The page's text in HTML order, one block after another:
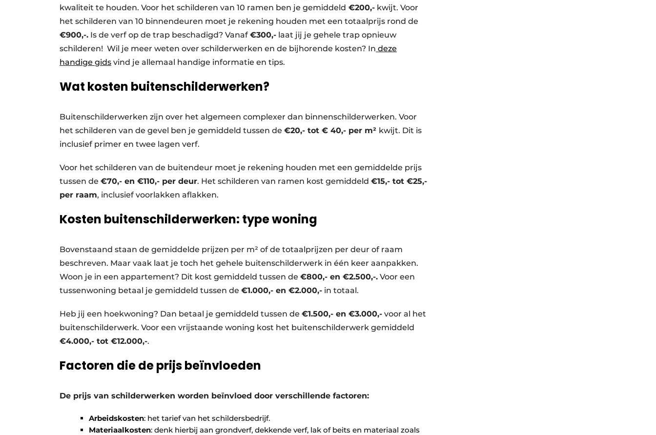
kwaliteit te houden. Voor het schilderen van 10 ramen ben je gemiddeld €200,- kwijt. Voor
het schilderen van 10 binnendeuren moet je rekening houden met een totaalprijs rond de
€900,-. Is de verf op de trap beschadigd? Vanaf €300,- laat jij je gehele trap opnieuw
schilderen! Wil je meer weten over schilderwerken en de bijhorende kosten? In deze
handige gids vind je allemaal handige informatie en tips.
Wat kosten buitenschilderwerken?
Buitenschilderwerken zijn over het algemeen complexer dan binnenschilderwerken. Voor
het schilderen van de gevel ben je gemiddeld tussen de €20,- tot € 40,- per m² kwijt. Dit is
inclusief primer en twee lagen verf.
Voor het schilderen van de buitendeur moet je rekening houden met een gemiddelde prijs
tussen de €70,- en €110,- per deur. Het schilderen van ramen kost gemiddeld €15,- tot €25,-
per raam, inclusief voorlakken aflakken.
Kosten buitenschilderwerken: type woning
Bovenstaand staan de gemiddelde prijzen per m² of de totaalprijzen per deur of raam
beschreven. Maar vaak laat je toch het gehele buitenschilderwerk in één keer aanpakken.
Woon je in een appartement? Dit kost gemiddeld tussen de €800,- en €2.500,-. Voor een
tussenwoning betaal je gemiddeld tussen de €1.000,- en €2.000,- in totaal.
Heb jij een hoekwoning? Dan betaal je gemiddeld tussen de €1.500,- en €3.000,- voor al het
buitenschilderwerk. Voor een vrijstaande woning kost het buitenschilderwerk gemiddeld
€4.000,- tot €12.000,-.
Factoren die de prijs beïnvloeden
De prijs van schilderwerken worden beïnvloed door verschillende factoren:
Arbeidskosten: het tarief van het schildersbedrijf.
Materiaalkosten: denk hierbij aan grondverf, dekkende verf, lak of beits en materiaal zoals